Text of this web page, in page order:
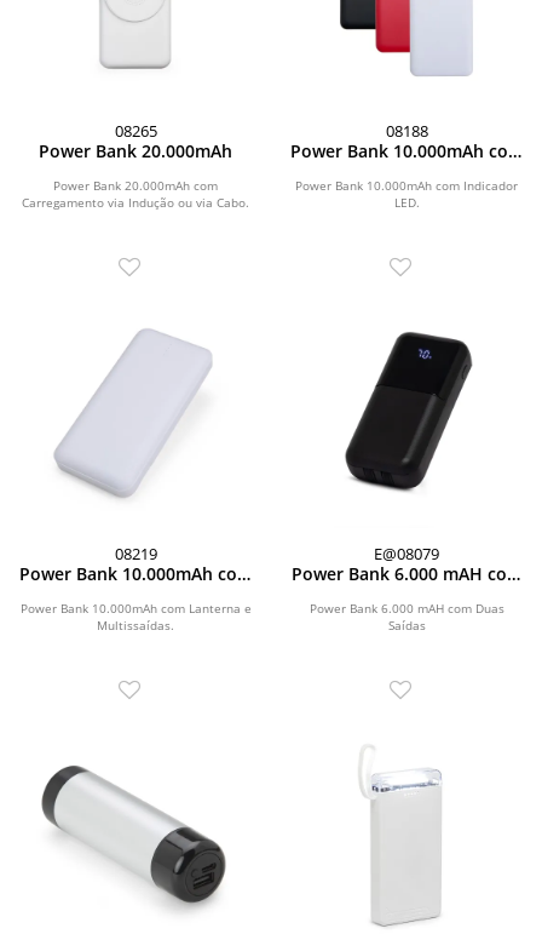
08265
Power Bank 20.000mAh
Power Bank 20.000mAh com
Carregamento via Indução ou via Cabo.
08188
Power Bank 10.000mAh com
Power Bank 10.000mAh com Indicador
LED.
08219
Power Bank 10.000mAh com
Power Bank 10.000mAh com Lanterna e
Multissaídas.
E@08079
Power Bank 6.000 mAH com
Power Bank 6.000 mAH com Duas
Saídas